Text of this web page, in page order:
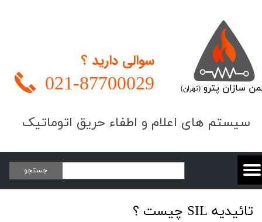
​​​سیستم های اعلام و اطفاء حریق اتوماتیک
سازان پترو(تهران)
سوالی دارید ؟
021-87700029
جستجو
تائیدیه SIL چیست ؟